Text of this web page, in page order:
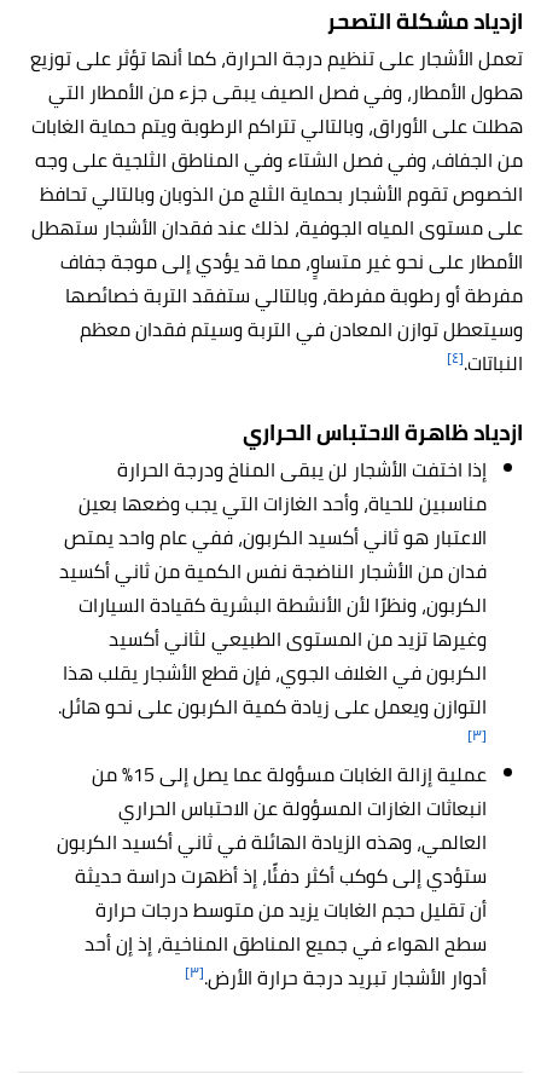
ازدياد مشكلة التصحر
تعمل الأشجار على تنظيم درجة الحرارة، كما أنها تؤثر على توزيع
هطول الأمطار، وفي فصل الصيف يبقى جزء من الأمطار التي
هطلت على الأوراق، وبالتالي تتراكم الرطوبة ويتم حماية الغابات
من الجفاف، وفي فصل الشتاء وفي المناطق الثلجية على وجه
الخصوص تقوم الأشجار بحماية الثلج من الذوبان وبالتالي تحافظ
على مستوى المياه الجوفية، لذلك عند فقدان الأشجار ستهطل
الأمطار على نحو غير متساوٍ، مما قد يؤدي إلى موجة جفاف
مفرطة أو رطوبة مفرطة، وبالتالي ستفقد التربة خصائصها
وسيتعطل توازن المعادن في التربة وسيتم فقدان معظم
النباتات.[٤]
ازدياد ظاهرة الاحتباس الحراري
إذا اختفت الأشجار لن يبقى المناخ ودرجة الحرارة
مناسبين للحياة، وأحد الغازات التي يجب وضعها بعين
الاعتبار هو ثاني أكسيد الكربون، ففي عام واحد يمتص
فدان من الأشجار الناضجة نفس الكمية من ثاني أكسيد
الكربون، ونظرًا لأن الأنشطة البشرية كقيادةالسيارات
وغيرها تزيد من المستوى الطبيعي لثاني أكسيد
الكربون في الغلاف الجوي، فإن قطع الأشجار يقلب هذا
التوازن ويعمل على زيادة كمية الكربون على نحو هائل.
[٣]
عملية إزالة الغابات مسؤولة عما يصل إلى 15% من
انبعاثات الغازات المسؤولة عن الاحتباس الحراري
العالمي، وهذه الزيادة الهائلة في ثاني أكسيد الكربون
ستؤدي إلى كوكب أكثر دفئًا، إذ أظهرتدراسة حديثة
أن تقليل حجم الغابات يزيد من متوسط ​​درجات حرارة
سطح الهواء في جميع المناطق المناخية، إذ إن أحد
أدوار الأشجار تبريد درجة حرارة الأرض.[٣]